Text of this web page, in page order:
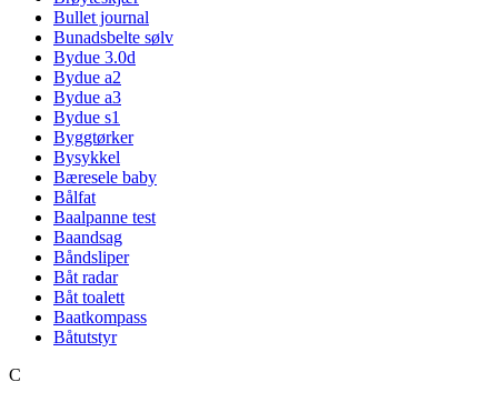
Bullet journal
Bunadsbelte sølv
Bydue 3.0d
Bydue a2
Bydue a3
Bydue s1
Byggtørker
Bysykkel
Bæresele baby
Bålfat
Baalpanne test
Baandsag
Båndsliper
Båt radar
Båt toalett
Baatkompass
Båtutstyr
C